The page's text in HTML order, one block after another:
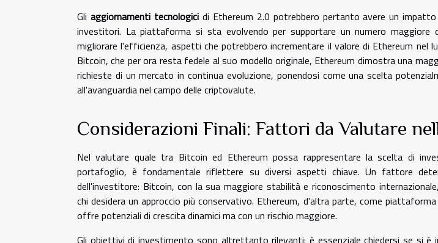
Gli aggiornamenti tecnologicidi Ethereum 2.0 potrebbero pertanto avere un
investitori. La piattaforma si sta evolvendo per supportare un numero maggiore
migliorare l'efficienza, aspetti che potrebbero incrementare il valore di Ethereum nel
Bitcoin, che per ora resta fedele al suo modello originale, Ethereum dimostra una
richieste di un mercato in continua evoluzione, ponendosi come una scelta
all'avanguardia nel campo delle criptovalute.
Considerazioni Finali: Fattori da Valutare
Nel valutare quale tra Bitcoin ed Ethereum possa rappresentare la scelta di
portafoglio, è fondamentale riflettere su diversi aspetti chiave. Un fattore
dell'investitore: Bitcoin, con la sua maggiore stabilità e riconoscimento
chi desidera un approccio più conservativo. Ethereum, d'altra parte, come
offre potenziali di crescita dinamici ma con un rischio maggiore.
Gli obiettivi di investimento sono altrettanto rilevanti: è essenziale chiedersi se si è